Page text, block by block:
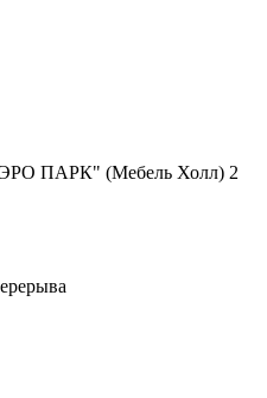
ПАРК" (Мебель Холл) 2